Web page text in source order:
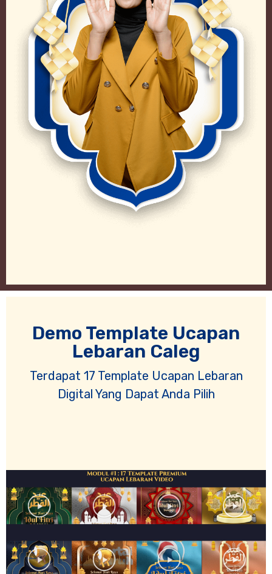
Demo Template Ucapan
Lebaran Caleg
Terdapat 17 Template Ucapan Lebaran
Digital Yang Dapat Anda Pilih